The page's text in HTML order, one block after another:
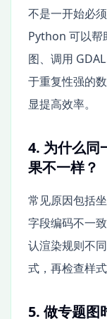
不是一开始必
Python 可以帮
图、调用
于重复性强的
显提高效率。
4. 为什么同
果不一样？
常见原因包括
字段编码不一
认渲染规则不
式，再检查样式
5. 做专题图